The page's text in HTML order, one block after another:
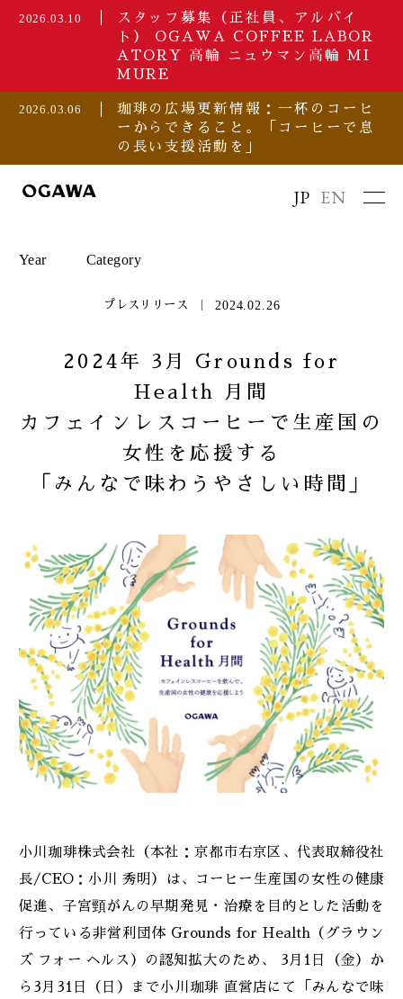
2026.03.10
スタッフ募集（正社員、アルバイ
ト） OGAWA COFFEE LABOR
ATORY 高輪 ニュウマン高輪 MI
MURE
2026.03.06
珈琲の広場更新情報：一杯のコーヒ
ーからできること。「コーヒーで息
の長い支援活動を」
JP EN
Year
2025
2024
2023
2021
2020
Category
プレスリリース
お知らせ
商品
重要なお知らせ
プレスリリース 2024.02.26
2024年 3月 Grounds for
Health 月間
カフェインレスコーヒーで生産国の
女性を応援する
「みんなで味わうやさしい時間」
小川珈琲株式会社（本社：京都市右京区、代表取締役社
長/CEO：小川 秀明）は、コーヒー生産国の女性の健康
促進、子宮頸がんの早期発見・治療を目的とした活動を
行っている非営利団体 Grounds for Health（グラウン
ズ フォー ヘルス）の認知拡大のため、 3月1日（金）か
ら3月31日（日）まで小川珈琲 直営店にて「みんなで味